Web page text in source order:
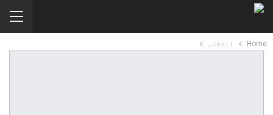
Home انتخاب